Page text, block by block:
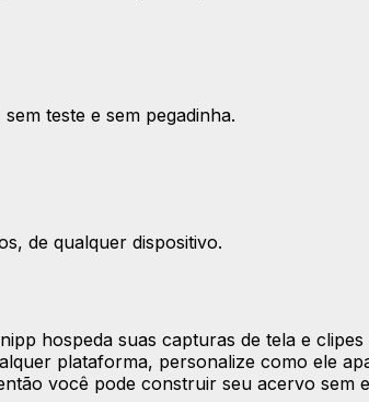
teste e sem pegadinha.
de qualquer dispositivo.
hospeda suas capturas de tela e
plataforma, personalize como ele
você pode construir seu acervo